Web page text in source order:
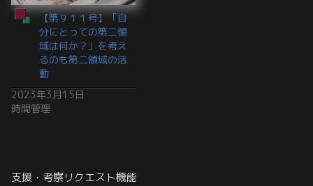
【第９１１号】「自
分にとっての第二領
域は何か？」を考え
るのも第二領域の活
動
2023年3月15日
時間管理
支援・考察リクエスト機能